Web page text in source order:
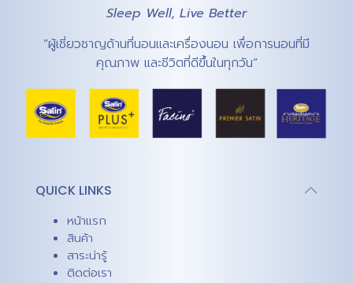
Sleep Well, Live Better
“ผู้เชี่ยวชาญด้านที่นอนและเครื่องนอน เพื่อการนอนที่มี
คุณภาพ และชีวิตที่ดีขึ้นในทุกวัน”
QUICK LINKS
หน้าแรก
สินค้า
สาระน่ารู้
ติดต่อเรา